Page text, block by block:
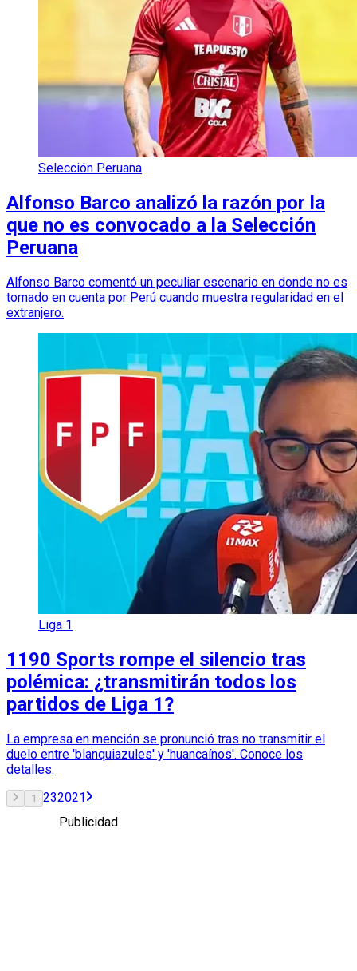
Selección Peruana
Alfonso Barco analizó la razón por la
que no es convocado a la Selección
Peruana
Alfonso Barco comentó un peculiar escenario en donde no es
tomado en cuenta por Perú cuando muestra regularidad en el
extranjero.
Liga 1
1190 Sports rompe el silencio tras
polémica: ¿transmitirán todos los
partidos de Liga 1?
La empresa en mención se pronunció tras no transmitir el
duelo entre 'blanquiazules' y 'huancaínos'. Conoce los
detalles.
1 232021
Publicidad